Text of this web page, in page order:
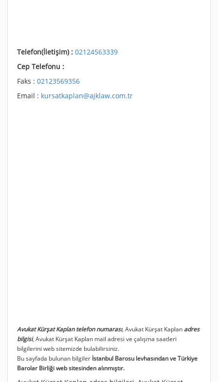
Telefon(İletişim) : 02124563339
Cep Telefonu :
Faks : 02123569356
Email : kursatkaplan@ajklaw.com.tr
Avukat Kürşat Kaplan telefon numarası, Avukat Kürşat Kaplan adres
bilgisi, Avukat Kürşat Kaplan mail adresi ve çalışma saatleri
bilgilerini web sitemizde bulabilirsiniz.
Bu sayfada bulunan bilgiler İstanbul Barosu levhasından ve Türkiye
Barolar Birliği web sitesinden alınmıştır.